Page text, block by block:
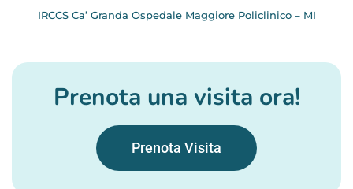
IRCCS Ca’ Granda Ospedale Maggiore Policlinico – MI
Prenota una visita ora!
Prenota Visita